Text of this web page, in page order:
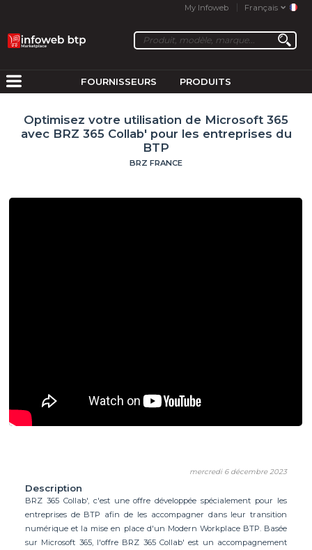
My Infoweb Français
FOURNISSEURS PRODUITS
Optimisez votre utilisation de Microsoft 365
avec BRZ 365 Collab' pour les entreprises du
BTP
BRZ FRANCE
mercredi 6 décembre 2023
Description
BRZ 365 Collab', c'est une offre développée spécialement pour les
entreprises de BTP afin de les accompagner dans leur transition
numérique et la mise en place d'un Modern Workplace BTP. Basée
sur Microsoft 365, l'offre BRZ 365 Collab' est un accompagnement